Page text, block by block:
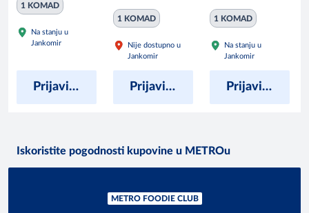
1 KOMAD
Na stanju u
Jankomir
Prijavite se kako bi vidjeli cijene
1 KOMAD
Nije dostupno u
Jankomir
Prijavite se kako bi vidjeli cijene
1 KOMAD
Na stanju u
Jankomir
Prijavite se kako bi vidjeli cijene
Iskoristite pogodnosti kupovine u METROu
METRO FOODIE CLUB